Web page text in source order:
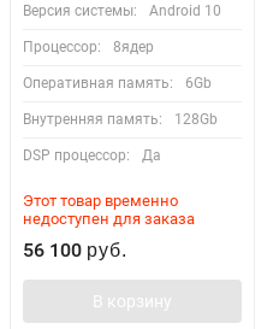
Версия системы: Android 10
Процессор: 8ядер
Оперативная память: 6Gb
Внутренняя память: 128Gb
DSP процессор: Да
Этот товар временно
недоступен для заказа
56 100 руб.
В корзину